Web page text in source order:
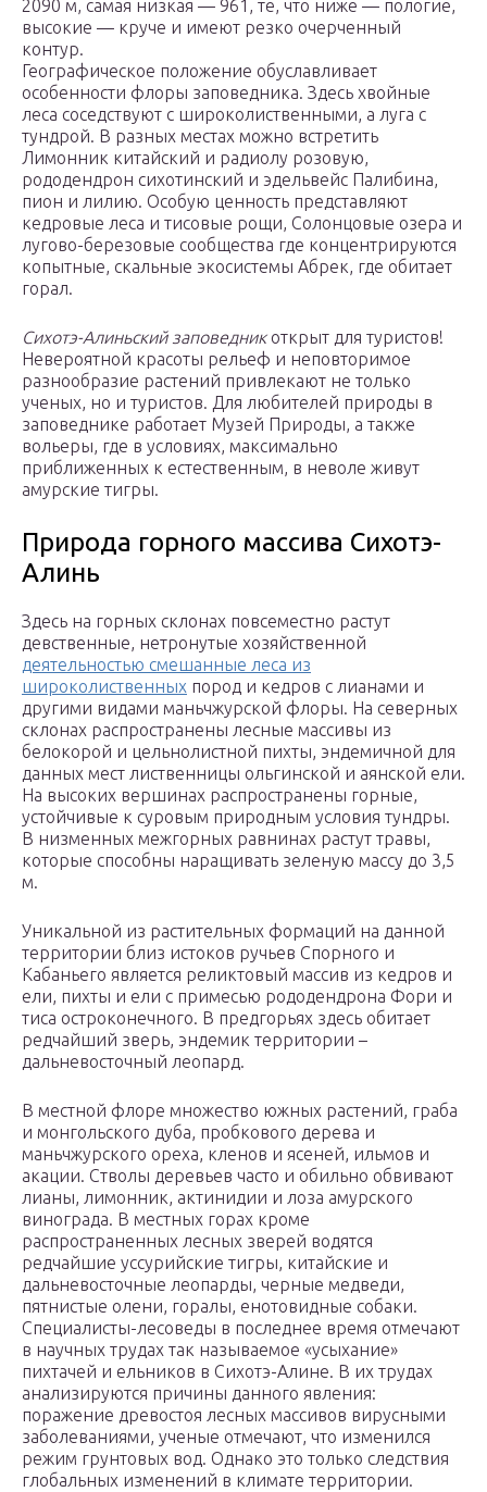
2090 м, самая низкая — 961, те, что ниже — пологие,
высокие — круче и имеют резко очерченный
контур.
Географическое положение обуславливает
особенности флоры заповедника. Здесь хвойные
леса соседствуют с широколиственными, а луга с
тундрой. В разных местах можно встретить
Лимонник китайский и радиолу розовую,
рододендрон сихотинский и эдельвейс Палибина,
пион и лилию. Особую ценность представляют
кедровые леса и тисовые рощи, Солонцовые озера и
лугово-березовые сообщества где концентрируются
копытные, скальные экосистемы Абрек, где обитает
горал.
Сихотэ-Алиньский заповедникоткрыт для туристов!
Невероятной красоты рельеф и неповторимое
разнообразие растений привлекают не только
ученых, но и туристов. Для любителей природы в
заповеднике работает Музей Природы, а также
вольеры, где в условиях, максимально
приближенных к естественным, в неволе живут
амурские тигры.
Природа горного массива Сихотэ-
Алинь
Здесь на горных склонах повсеместно растут
девственные, нетронутые хозяйственной
деятельностью смешанные леса из
широколиственных пород и кедров с лианами и
другими видами маньчжурской флоры. На северных
склонах распространены лесные массивы из
белокорой и цельнолистной пихты, эндемичной для
данных мест лиственницы ольгинской и аянской ели.
На высоких вершинах распространены горные,
устойчивые к суровым природным условия тундры.
В низменных межгорных равнинах растут травы,
которые способны наращивать зеленую массу до 3,5
м.
Уникальной из растительных формаций на данной
территории близ истоков ручьев Спорного и
Кабаньего является реликтовый массив из кедров и
ели, пихты и ели с примесью рододендрона Фори и
тиса остроконечного. В предгорьях здесь обитает
редчайший зверь, эндемик территории –
дальневосточный леопард.
В местной флоре множество южных растений, граба
и монгольского дуба, пробкового дерева и
маньчжурского ореха, кленов и ясеней, ильмов и
акации. Стволы деревьев часто и обильно обвивают
лианы, лимонник, актинидии и лоза амурского
винограда. В местных горах кроме
распространенных лесных зверей водятся
редчайшие уссурийские тигры, китайские и
дальневосточные леопарды, черные медведи,
пятнистые олени, горалы, енотовидные собаки.
Специалисты-лесоведы в последнее время отмечают
в научных трудах так называемое «усыхание»
пихтачей и ельников в Сихотэ-Алине. В их трудах
анализируются причины данного явления:
поражение древостоя лесных массивов вирусными
заболеваниями, ученые отмечают, что изменился
режим грунтовых вод. Однако это только следствия
глобальных изменений в климате территории.